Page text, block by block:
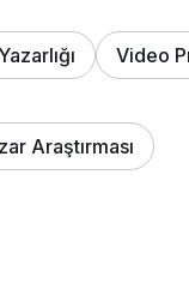
Video
Araştırması